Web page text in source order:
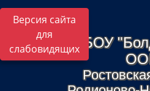
Версия сайта
для
слабовидящихМБОУ